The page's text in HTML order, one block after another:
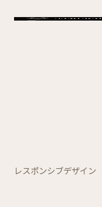
レスポンシブデザイン